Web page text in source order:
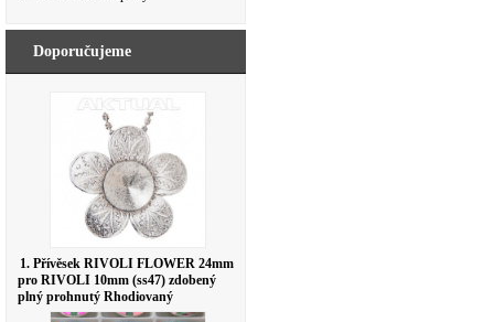
Doporučujeme
1. Přívěsek RIVOLI FLOWER 24mm
pro RIVOLI 10mm (ss47) zdobený
plný prohnutý Rhodiovaný